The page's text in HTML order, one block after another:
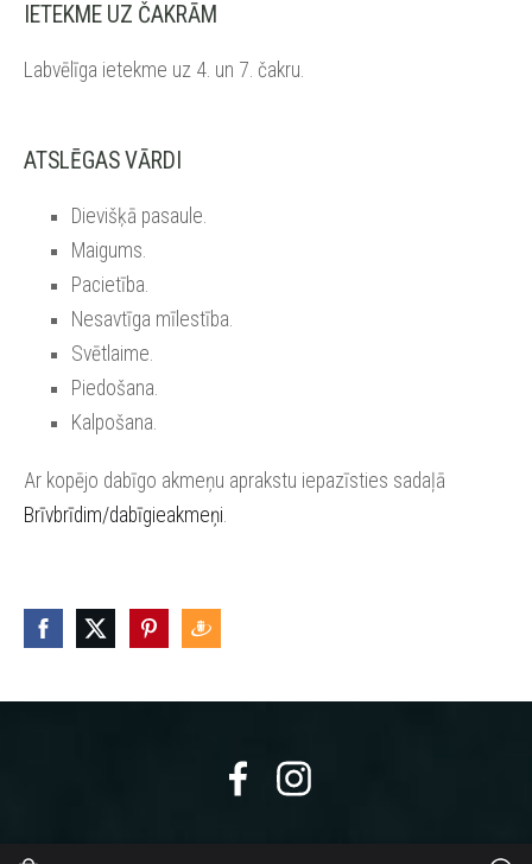
IETEKME UZ ČAKRĀM
Labvēlīga ietekme uz 4. un 7. čakru.
ATSLĒGAS VĀRDI
Dievišķā pasaule.
Maigums.
Pacietība.
Nesavtīga mīlestība.
Svētlaime.
Piedošana.
Kalpošana.
Ar kopējo dabīgo akmeņu aprakstu iepazīsties sadaļā
Brīvbrīdim/dabīgieakmeņi.